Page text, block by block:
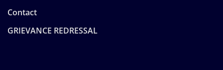
Contact
GRIEVANCE REDRESSAL